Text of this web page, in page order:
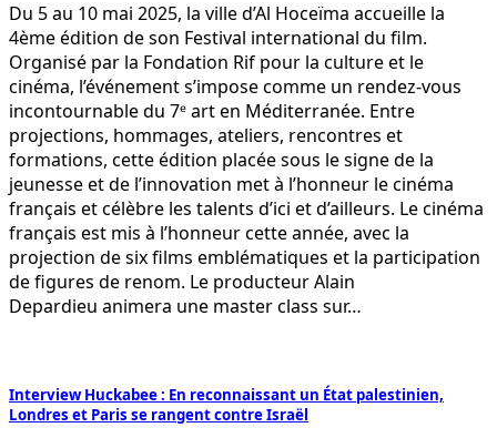
Du 5 au 10 mai 2025, la ville d’Al Hoceïma accueille la
4ème édition de son Festival international du film.
Organisé par la Fondation Rif pour la culture et le
cinéma, l’événement s’impose comme un rendez-vous
incontournable du 7ᵉ art en Méditerranée. Entre
projections, hommages, ateliers, rencontres et
formations, cette édition placée sous le signe de la
jeunesse et de l’innovation met à l’honneur le cinéma
français et célèbre les talents d’ici et d’ailleurs. Le cinéma
français est mis à l’honneur cette année, avec la
projection de six films emblématiques et la participation
de figures de renom. Le producteur Alain
Depardieu animera une master class sur…
Interview Huckabee : En reconnaissant un État palestinien,
Londres et Paris se rangent contre Israël